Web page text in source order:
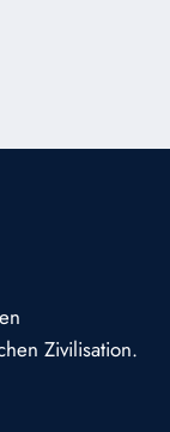
Zivilisation.